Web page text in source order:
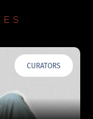
CURATORS